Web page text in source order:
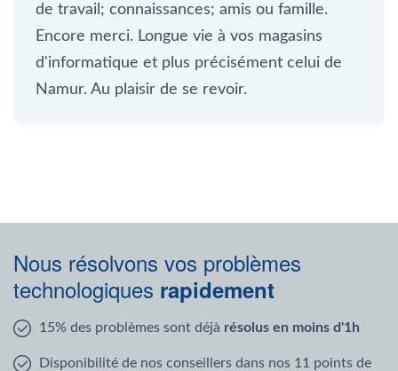
de travail; connaissances; amis ou famille.
Encore merci. Longue vie à vos magasins
d'informatique et plus précisément celui de
Namur. Au plaisir de se revoir.
Nous résolvons vos problèmes
technologiques rapidement
15% des problèmes sont déjà résolus en moins d'1h
Disponibilité de nos conseillers dans nos 11 points de